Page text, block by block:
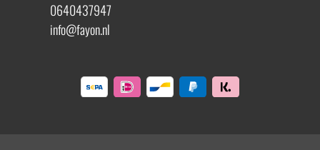
0640437947
info@fayon.nl